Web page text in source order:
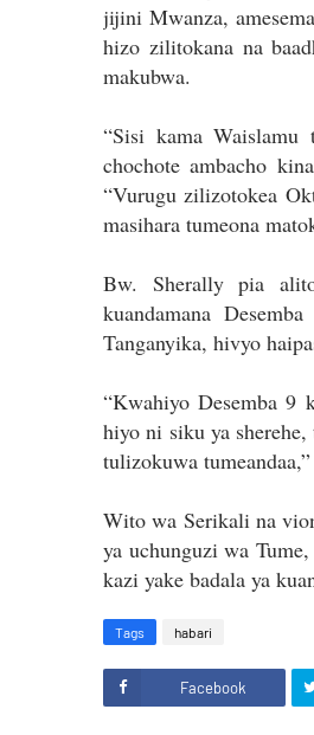
jijini Mwanza,
hizo zilitokana na
makubwa.
“Sisi kama Waislamu
chochote ambacho
“Vurugu zilizotokea
masihara tumeona
Bw. Sherally pia
kuandamana
Tanganyika, hivyo
“Kwahiyo Desemba 9
hiyo ni siku ya
tulizokuwa
Wito wa Serikali na
ya uchunguzi wa
kazi yake badala ya
Tags habari
Facebook